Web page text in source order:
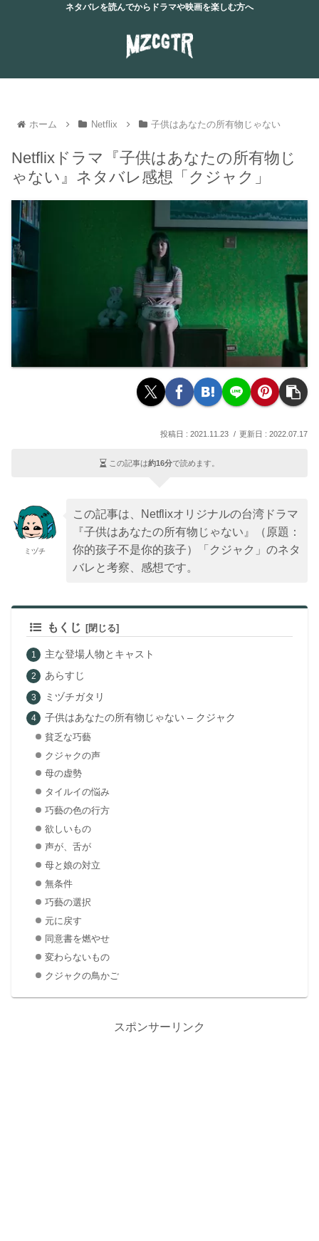
ネタバレを読んでからドラマや映画を楽しむ方へ
ホーム Netflix 子供はあなたの所有物じゃない
Netflixドラマ『子供はあなたの所有物じ
ゃない』ネタバレ感想「クジャク」
2021.11.23 2022.07.17
この記事は約16分で読めます。
ミヅチ
この記事は、Netflixオリジナルの台湾ドラマ
『子供はあなたの所有物じゃない』（原題：
你的孩子不是你的孩子）「クジャク」のネタ
バレと考察、感想です。
もくじ
主な登場人物とキャスト
あらすじ
ミヅチガタリ
子供はあなたの所有物じゃない – クジャク
貧乏な巧藝
クジャクの声
母の虚勢
タイルイの悩み
巧藝の色の行方
欲しいもの
声が、舌が
母と娘の対立
無条件
巧藝の選択
元に戻す
同意書を燃やせ
変わらないもの
クジャクの鳥かご
スポンサーリンク